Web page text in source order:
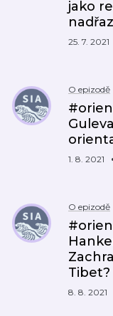
jako
25. 7. 2021
O epizodě
1. 8. 2021
O epizodě
Tibet?
8. 8. 2021